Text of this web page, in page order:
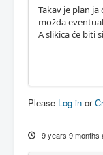
Takav je plan
možda
A slikica će biti
Please Log in or
9 years 9 months